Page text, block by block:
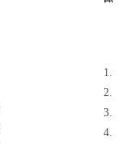
1.
2.
3.
4.